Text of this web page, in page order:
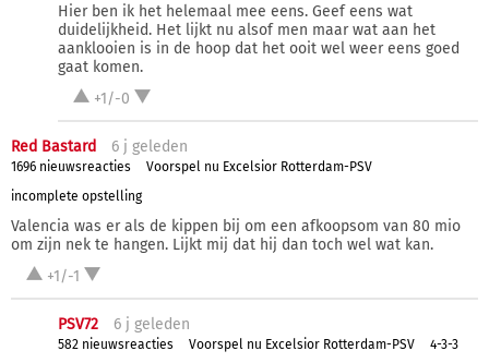
Hier ben ik het helemaal mee eens. Geef eens wat
duidelijkheid. Het lijkt nu alsof men maar wat aan het
aanklooien is in de hoop dat het ooit wel weer eens goed
gaat komen.
+1/-0
Red Bastard 6 j geleden
1696 nieuwsreacties
Voorspel nu Excelsior Rotterdam-PSV
incomplete opstelling
Valencia was er als de kippen bij om een afkoopsom van 80 mio
om zijn nek te hangen. Lijkt mij dat hij dan toch wel wat kan.
+1/-1
PSV72 6 j geleden
582 nieuwsreacties Voorspel nu Excelsior Rotterdam-PSV 4-3-3